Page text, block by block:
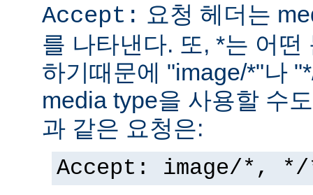
Accept: 요청 헤더는
를 나타낸다. 또, *는 어
하기때문에 "image/*"나
media type을 사용할 수
과 같은 요청은:
Accept: image/*,